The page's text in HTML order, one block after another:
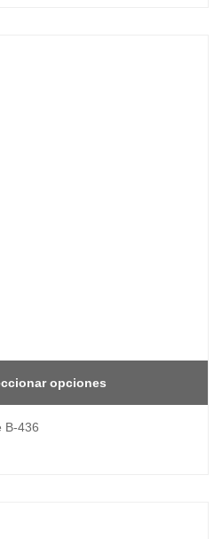
opciones
B-436